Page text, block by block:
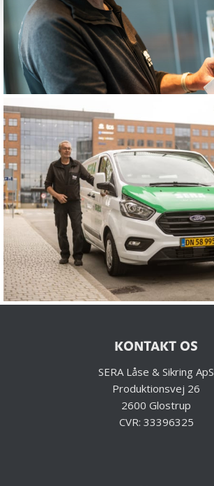
KONTAKT OS
SERA Låse & Sikring ApS
Produktionsvej 26
2600 Glostrup
CVR: 33396325